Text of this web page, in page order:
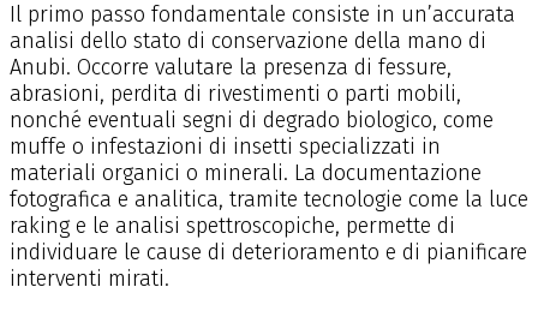
Il primo passo fondamentale consiste in un’accurata
analisi dello stato di conservazione della mano di
Anubi. Occorre valutare la presenza di fessure,
abrasioni, perdita di rivestimenti o parti mobili,
nonché eventuali segni di degrado biologico, come
muffe o infestazioni di insetti specializzati in
materiali organici o minerali. La documentazione
fotografica e analitica, tramite tecnologie come la luce
raking e le analisi spettroscopiche, permette di
individuare le cause di deterioramento e di pianificare
interventi mirati.